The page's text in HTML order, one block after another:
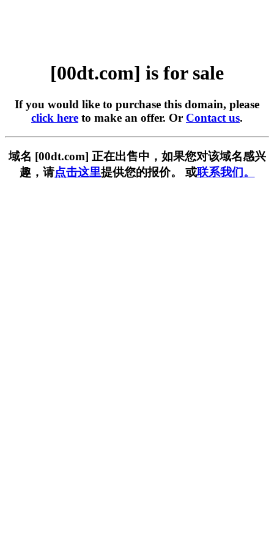
[00dt.com] is for sale
If you would like to purchase this domain, please
click here to make an offer. Or Contact us.
域名 [00dt.com] 正在出售中，如果您对该域名感兴
趣，请点击这里提供您的报价。 或联系我们。